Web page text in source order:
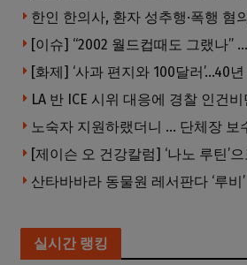
[제이슨 오 건강칼럼] ‘나노 루틴’
산타바바라 동물원 레서판다 ‘루비
실시간 랭킹